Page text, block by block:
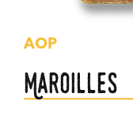
AOP
Maroilles